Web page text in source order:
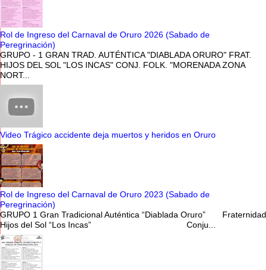
Rol de Ingreso del Carnaval de Oruro 2026 (Sabado de
Peregrinación)
GRUPO - 1 GRAN TRAD. AUTÉNTICA "DIABLADA ORURO" FRAT.
HIJOS DEL SOL "LOS INCAS" CONJ. FOLK. "MORENADA ZONA
NORT...
Video Trágico accidente deja muertos y heridos en Oruro
Rol de Ingreso del Carnaval de Oruro 2023 (Sabado de
Peregrinación)
GRUPO 1 Gran Tradicional Auténtica “Diablada Oruro” Fraternidad
Hijos del Sol “Los Incas” Conju...